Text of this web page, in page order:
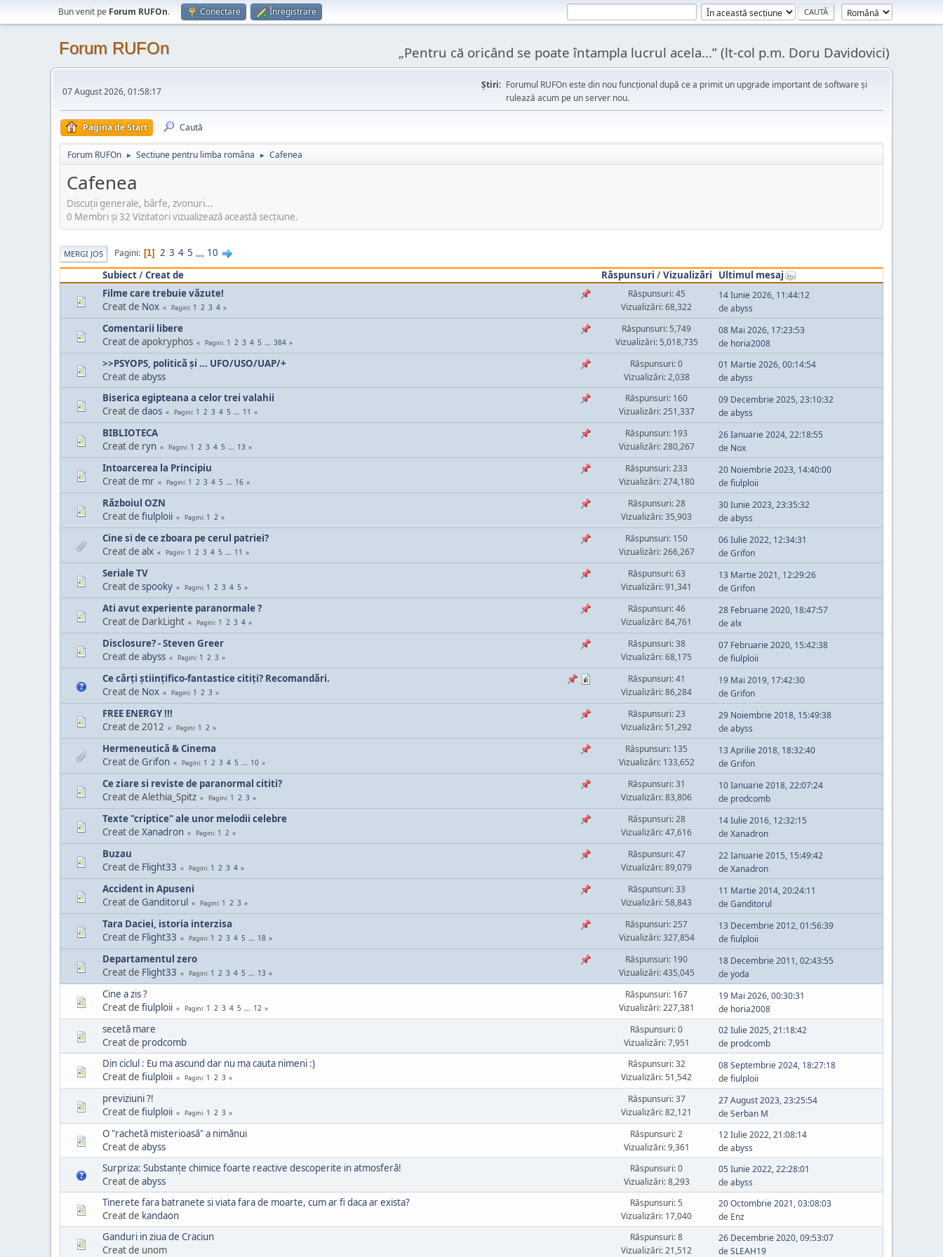
Bun venit pe Forum RUFOn. Conectare Înregistrare
Forum RUFOn „Pentru că oricând se poate întampla lucrul acela...” (lt-col p.m. Doru Davidovici)
07 August 2026, 01:58:17
Ştiri: Forumul RUFOn este din nou funcțional după ce a primit un upgrade important de software și
rulează acum pe un server nou.
Pagina de Start Caută
Forum RUFOn ► Sectiune pentru limba româna ► Cafenea
Cafenea
Discuţii generale, bârfe, zvonuri...
0 Membri şi 32 Vizitatori vizualizează această secțiune.
MERGI JOS Pagini 1 2 3 4 5 ... 10
Subiect/Creat de Răspunsuri /Vizualizări
Ultimul mesaj
Filme care trebuie văzute!
Creat de Nox Pagini 1 2 3 4
Răspunsuri: 45
Vizualizări: 68,322
14 Iunie 2026, 11:44:12
de abyss
Comentarii libere
Creat de apokryphos
Pagini 1 2 3 4 5 ... 384
Răspunsuri: 5,749
Vizualizări: 5,018,735
08 Mai 2026, 17:23:53
de horia2008
>>PSYOPS, politică și ... UFO/USO/UAP/+
Creat de abyss
Răspunsuri: 0
Vizualizări: 2,038
01 Martie 2026, 00:14:54
de abyss
Biserica egipteana a celor trei valahii
Creat de daos Pagini 1 2 3 4 5 ... 11
Răspunsuri: 160
Vizualizări: 251,337
09 Decembrie 2025, 23:10:32
de abyss
BIBLIOTECA
Creat de ryn Pagini 1 2 3 4 5 ... 13
Răspunsuri: 193
Vizualizări: 280,267
26 Ianuarie 2024, 22:18:55
de Nox
Intoarcerea la Principiu
Creat de mr Pagini 1 2 3 4 5 ... 16
Răspunsuri: 233
Vizualizări: 274,180
20 Noiembrie 2023, 14:40:00
de fiulploii
Războiul OZN
Creat de fiulploii Pagini 1 2
Răspunsuri: 28
Vizualizări: 35,903
30 Iunie 2023, 23:35:32
de abyss
Cine si de ce zboara pe cerul patriei?
Creat de alx Pagini 1 2 3 4 5 ... 11
Răspunsuri: 150
Vizualizări: 266,267
06 Iulie 2022, 12:34:31
de Grifon
Seriale TV
Creat de spooky Pagini 1 2 3 4 5
Răspunsuri: 63
Vizualizări: 91,341
13 Martie 2021, 12:29:26
de Grifon
Ati avut experiente paranormale ?
Creat de DarkLight
Pagini 1 2 3 4
Răspunsuri: 46
Vizualizări: 84,761
28 Februarie 2020, 18:47:57
de alx
Disclosure? - Steven Greer
Creat de abyss Pagini 1 2 3
Răspunsuri: 38
Vizualizări: 68,175
07 Februarie 2020, 15:42:38
de fiulploii
Ce cărţi ştiinţifico-fantastice citiţi? Recomandări.
Creat de Nox Pagini 1 2 3
Răspunsuri: 41
Vizualizări: 86,284
19 Mai 2019, 17:42:30
de Grifon
FREE ENERGY !!!
Creat de 2012
Pagini 1 2
Răspunsuri: 23
Vizualizări: 51,292
29 Noiembrie 2018, 15:49:38
de abyss
Hermeneutică & Cinema
Creat de Grifon Pagini 1 2 3 4 5 ... 10
Răspunsuri: 135
Vizualizări: 133,652
13 Aprilie 2018, 18:32:40
de Grifon
Ce ziare si reviste de paranormal cititi?
Creat de Alethia_Spitz
Pagini 1 2 3
Răspunsuri: 31
Vizualizări: 83,806
10 Ianuarie 2018, 22:07:24
de prodcomb
Texte "criptice" ale unor melodii celebre
Creat de Xanadron Pagini 1 2
Răspunsuri: 28
Vizualizări: 47,616
14 Iulie 2016, 12:32:15
de Xanadron
Buzau
Creat de Flight33 Pagini 1 2 3 4
Răspunsuri: 47
Vizualizări: 89,079
22 Ianuarie 2015, 15:49:42
de Xanadron
Accident in Apuseni
Creat de Ganditorul Pagini 1 2 3
Răspunsuri: 33
Vizualizări: 58,843
11 Martie 2014, 20:24:11
de Ganditorul
Tara Daciei, istoria interzisa
Creat de Flight33 Pagini 1 2 3 4 5 ... 18
Răspunsuri: 257
Vizualizări: 327,854
13 Decembrie 2012, 01:56:39
de fiulploii
Departamentul zero
Creat de Flight33 Pagini 1 2 3 4 5 ... 13
Răspunsuri: 190
Vizualizări: 435,045
18 Decembrie 2011, 02:43:55
de yoda
Cine a zis ?
Creat de fiulploii Pagini 1 2 3 4 5 ... 12
Răspunsuri: 167
Vizualizări: 227,381
19 Mai 2026, 00:30:31
de horia2008
secetă mare
Creat de prodcomb
Răspunsuri: 0
Vizualizări: 7,951
02 Iulie 2025, 21:18:42
de prodcomb
Din ciclul : Eu ma ascund dar nu ma cauta nimeni :)
Creat de fiulploii Pagini 1 2 3
Răspunsuri: 32
Vizualizări: 51,542
08 Septembrie 2024, 18:27:18
de fiulploii
previziuni ?!
Creat de fiulploii Pagini 1 2 3
Răspunsuri: 37
Vizualizări: 82,121
27 August 2023, 23:25:54
de Serban M
O "rachetă misterioasă" a nimănui
Creat de abyss
Răspunsuri: 2
Vizualizări: 9,361
12 Iulie 2022, 21:08:14
de abyss
Surpriza: Substanțe chimice foarte reactive descoperite in atmosferă!
Creat de abyss
Răspunsuri: 0
Vizualizări: 8,293
05 Iunie 2022, 22:28:01
de abyss
Tinerete fara batranete si viata fara de moarte, cum ar fi daca ar exista?
Creat de kandaon
Răspunsuri: 5
Vizualizări: 17,040
20 Octombrie 2021, 03:08:03
de Enz
Ganduri in ziua de Craciun
Creat de unom
Răspunsuri: 8
Vizualizări: 21,512
26 Decembrie 2020, 09:53:07
de SLEAH19